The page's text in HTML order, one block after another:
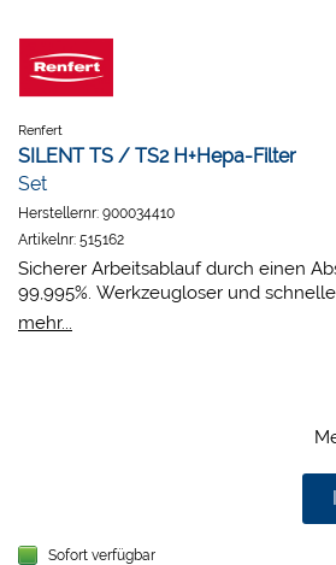
Renfert
SILENT TS / TS2 H+Hepa-Filter
Set
Herstellernr: 900034410
Artikelnr: 515162
Sicherer Arbeitsablauf durch einen
99,995%. Werkzeugloser und
Filter wird mit einem individuellen
1 H+Hepa-Filter und 1
mehr...
Sofort verfügbar